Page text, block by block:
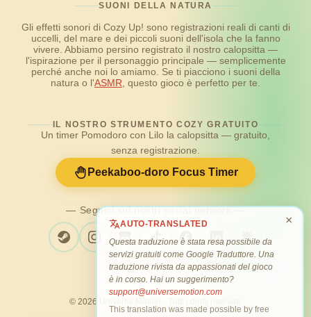
SUONI DELLA NATURA
Gli effetti sonori di Cozy Up! sono registrazioni reali di canti di
uccelli, del mare e dei piccoli suoni dell'isola che la fanno
vivere. Abbiamo persino registrato il nostro calopsitta —
l'ispirazione per il personaggio principale — semplicemente
perché anche noi lo amiamo. Se ti piacciono i suoni della
natura o l'ASMR, questo gioco è perfetto per te.
IL NOSTRO STRUMENTO COZY GRATUITO
Un timer Pomodoro con Lilo la calopsitta — gratuito,
senza registrazione.
Peekaboo-doro Focus Timer
— Seguici sui nostri social network —
© 2026 Universe Motion ·
AUTO-TRANSLATED
Questa traduzione è stata resa possibile da
servizi gratuiti come Google Traduttore. Una
traduzione rivista da appassionati del gioco
è in corso. Hai un suggerimento?
support@universemotion.com
This translation was made possible by free
×